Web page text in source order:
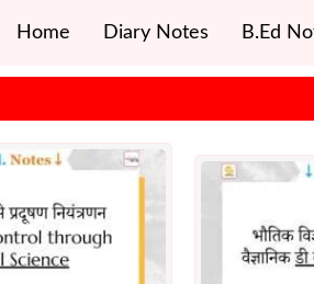
Home Diary Notes B.Ed